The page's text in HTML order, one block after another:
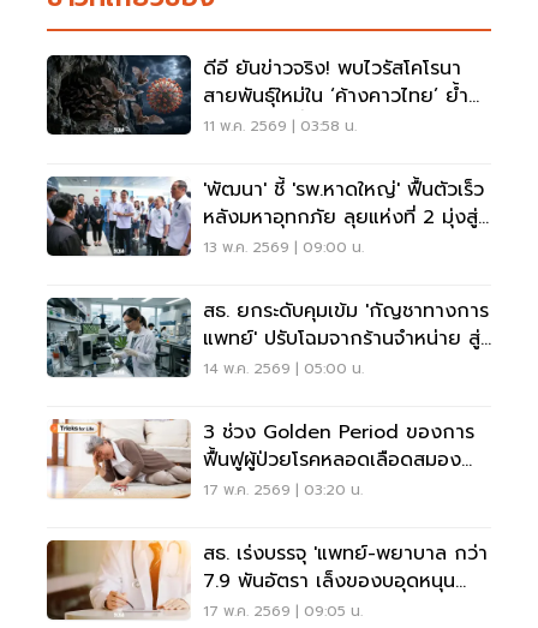
ดีอี ยันข่าวจริง! พบไวรัสโคโรนา
สายพันธุ์ใหม่ใน ‘ค้างคาวไทย’ ย้ำ
ความเสี่ยงต่ำ-ยังไม่แพร่สู่คน
11 พ.ค. 2569 | 03:58 น.
'พัฒนา' ชี้ 'รพ.หาดใหญ่' ฟื้นตัวเร็ว
หลังมหาอุทกภัย ลุยแห่งที่ 2 มุ่งสู่
Hub สุขภาพภาคใต้
13 พ.ค. 2569 | 09:00 น.
สธ. ยกระดับคุมเข้ม 'กัญชาทางการ
แพทย์' ปรับโฉมจากร้านจำหน่าย สู่
สถานพยาบาล
14 พ.ค. 2569 | 05:00 น.
3 ช่วง Golden Period ของการ
ฟื้นฟูผู้ป่วยโรคหลอดเลือดสมอง
Stroke
17 พ.ค. 2569 | 03:20 น.
สธ. เร่งบรรจุ 'แพทย์-พยาบาล กว่า
7.9 พันอัตรา เล็งของบอุดหนุน
282 ล้าน
17 พ.ค. 2569 | 09:05 น.